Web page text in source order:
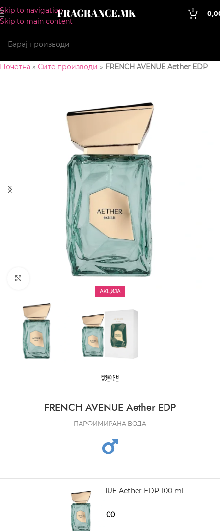
Skip to navigation
Skip to main content
0
Почетна » Сите производи » FRENCH AVENUE Aether EDP
АКЦИЈА
CLICK TO ENLARGE
FRENCH AVENUE Aether EDP
ПАРФИМИРАНА ВОДА
FRENCH AVENUE Aether EDP 100 ml
3.690,003.060,00